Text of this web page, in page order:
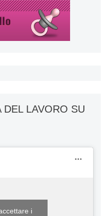
DEL LAVORO SU
i